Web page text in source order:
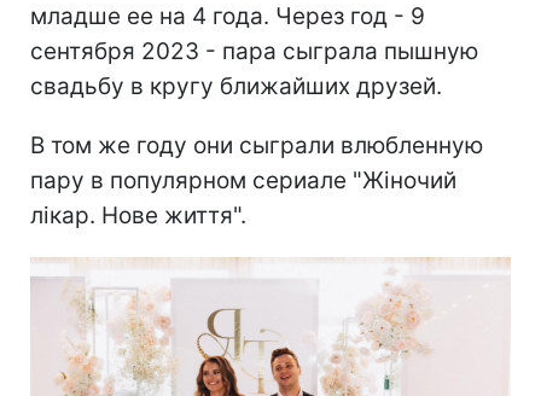
младше ее на 4 года. Через год - 9
сентября 2023 - пара сыграла пышную
свадьбу в кругу ближайших друзей.
В том же году они сыграли влюбленную
пару в популярном сериале "Жіночий
лікар. Нове життя".